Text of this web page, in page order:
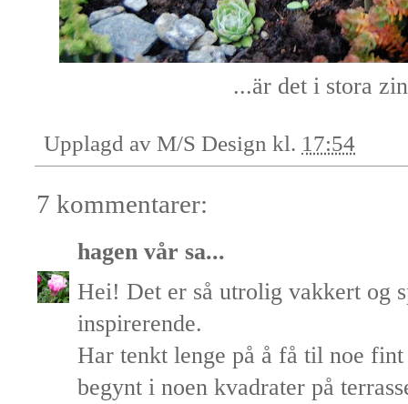
...är det i stora
Upplagd av M/S Design kl. 17:54
7 kommentarer:
hagen vår sa...
Hei! Det er så utrolig vakkert og
inspirerende.
Har tenkt lenge på å få til noe
begynt i noen kvadrater på